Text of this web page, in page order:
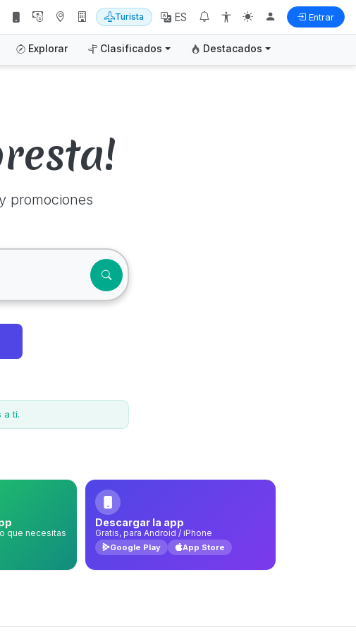
Turista ES Entrar
Explorar Clasificados Destacados
promociones
a ti.
que necesitas
Descargar la app
Gratis, para Android / iPhone
Google Play
App Store